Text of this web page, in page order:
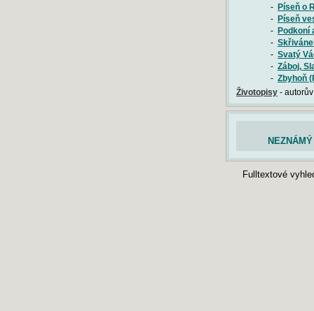
- Píseň o
- Píseň
- Podkoní
-
- Svatý
- Záboj,
- Zbyhoň
Životopisy- autorův
Fulltextové